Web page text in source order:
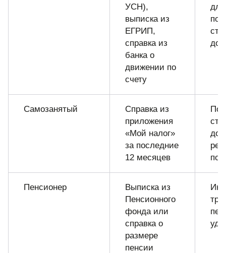
УСН),
выписка из
ЕГРИП,
справка из
банка о
движении по
счету
для
Самозанятый
Справка из
приложения
«Мой налог»
за последние
12 месяцев
Пенсионер
Выписка из
Пенсионного
фонда или
справка о
размере
пенсии